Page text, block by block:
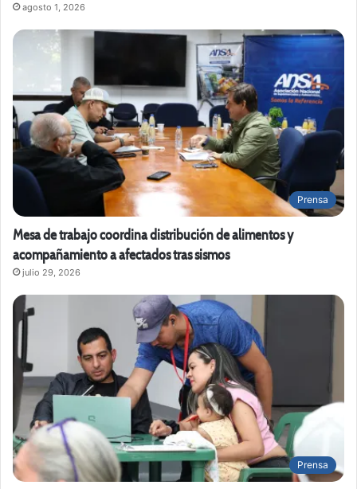
agosto 1, 2026
Prensa
Mesa de trabajo coordina distribución de alimentos y
acompañamiento a afectados tras sismos
julio 29, 2026
Prensa